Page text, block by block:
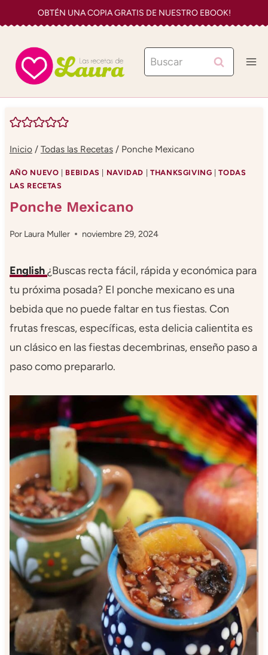
al
contenido
OBTÉN UNA COPIA GRATIS DE NUESTRO EBOOK!
Buscar:
Inicio / Todas las Recetas / Ponche Mexicano
AÑO NUEVO BEBIDAS NAVIDAD |THANKSGIVING |TODAS
LAS RECETAS
Ponche Mexicano
Por Laura Muller noviembre 29, 2024
English¿Buscas recta fácil, rápida y económica para
tu próxima posada? El ponche mexicano es una
bebida que no puede faltar en tus fiestas. Con
frutas frescas, específicas, esta delicia calientita es
un clásico en las fiestas decembrinas, enseño paso a
paso como prepararlo.